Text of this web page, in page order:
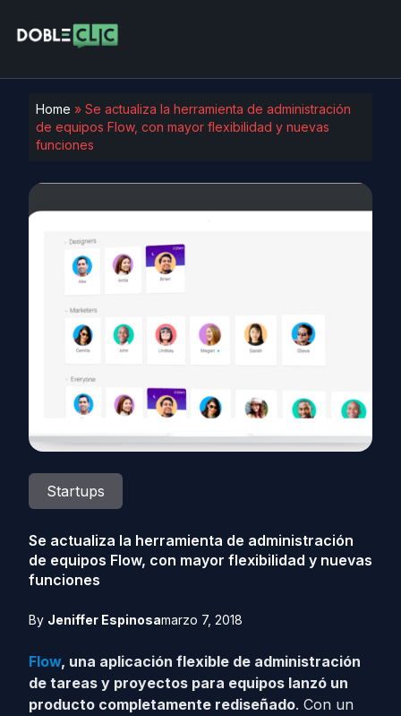
Home » Se actualiza la herramienta de administración
de equipos Flow, con mayor flexibilidad y nuevas
funciones
Startups
Se actualiza la herramienta de administración
de equipos Flow, con mayor flexibilidad y nuevas
funciones
By Jeniffer Espinosamarzo 7, 2018
Flow, una aplicación flexible de administración
de tareas y proyectos para equipos lanzó un
producto completamente rediseñado. Con un